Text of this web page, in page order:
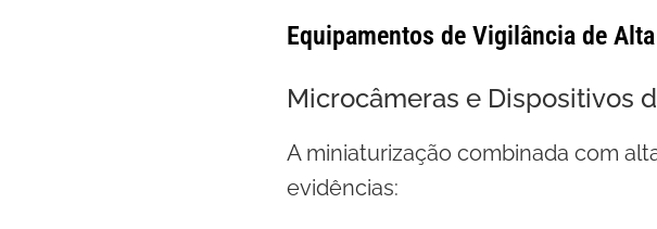
Equipamentos de Vigilância de
Microcâmeras e Dispositivos
A miniaturização combinada com
evidências: